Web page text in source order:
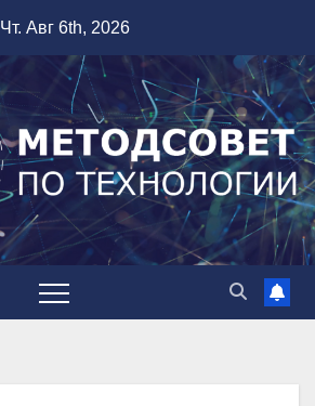
Чт. Авг 6th, 2026